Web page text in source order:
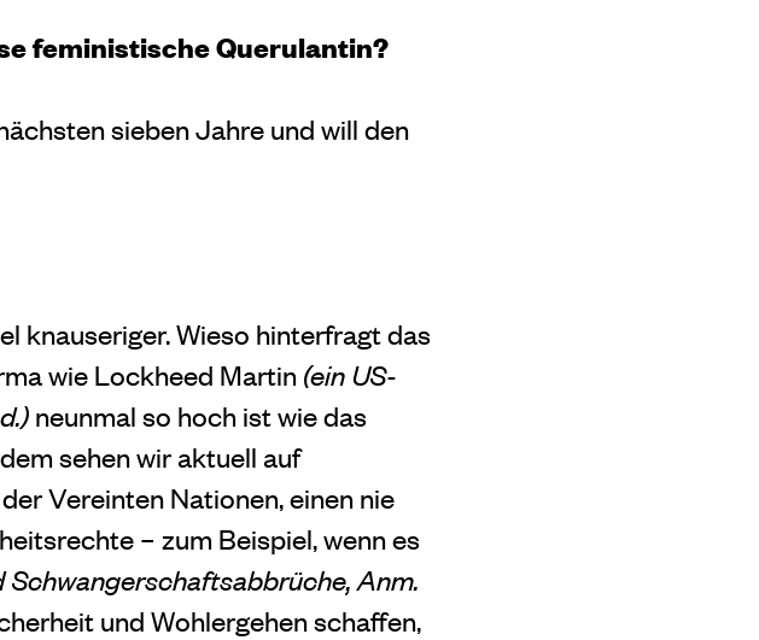
feministische Querulantin?
sieben Jahre und will den
knauseriger. Wieso hinterfragt das
wie Lockheed Martin (ein US-
neunmal so hoch ist wie das
sehen wir aktuell auf
Vereinten Nationen, einen nie
– zum Beispiel, wenn es
Schwangerschaftsabbrüche, Anm.
und Wohlergehen schaffen,